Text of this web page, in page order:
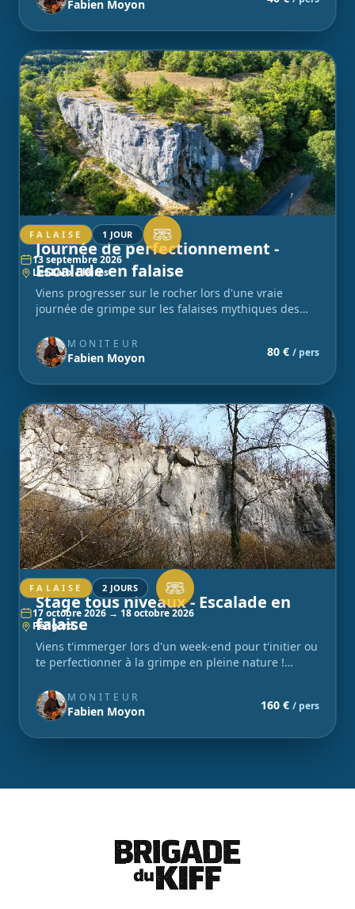
Fabien Moyon
FALAISE 1 JOUR
13 septembre 2026
Les Eaux Claires
Journée de perfectionnement -
Escalade en falaise
Viens progresser sur le rocher lors d'une vraie
journée de grimpe sur les falaises mythiques des
MONITEUR
Fabien Moyon 80 € / pers
FALAISE 2 JOURS
17 octobre 2026 → 18 octobre 2026
Périgord
Stage tous niveaux - Escalade en
falaise
Viens t'immerger lors d'un week-end pour t'initier ou
te perfectionner à la grimpe en pleine nature !
MONITEUR
Fabien Moyon 160 € / pers